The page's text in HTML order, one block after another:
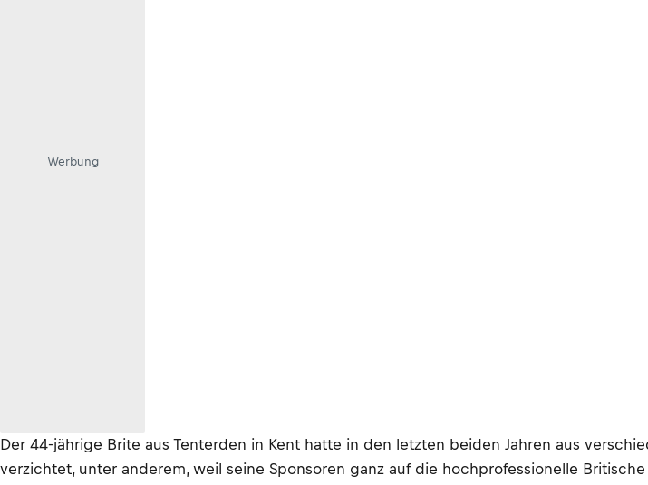
Werbung
Der 44-jährige Brite aus Tenterden in Kent hatte in den letzten beiden Jahren aus
verzichtet, unter anderem, weil seine Sponsoren ganz auf die hochprofessionelle